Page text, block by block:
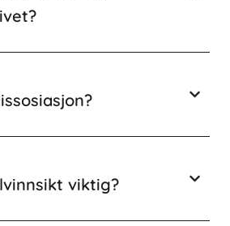
viktig?